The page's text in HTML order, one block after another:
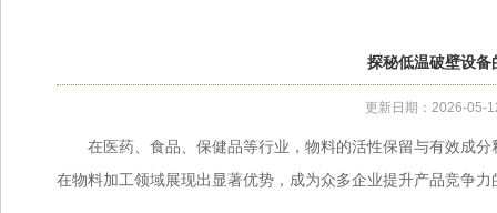
探秘低温破壁设备
更新日期：2026-05-
在医药、食品、保健品等行业，物料的活性保留与有效成分
在物料加工领域展现出显著优势，成为众多企业提升产品竞争力